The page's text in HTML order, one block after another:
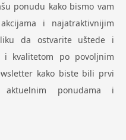
ponudu kako bismo vam
i najatraktivnijim
da ostvarite uštede i
kvalitetom po povoljnim
kako biste bili prvi
ponudama i